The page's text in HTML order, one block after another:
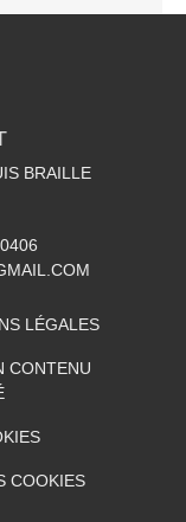
BRAILLE
LÉGALES
CONTENU
COOKIES